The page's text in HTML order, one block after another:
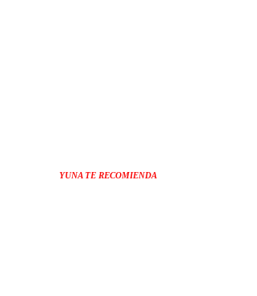
YUNA TE RECOMIENDA